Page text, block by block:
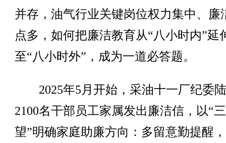
并存，油气行业关键岗位权力集中、廉
点多，如何把廉洁教育从“八小时内”延
至“八小时外”，成为一道必答题。
2025年5月开始，采油十一厂纪委
2100名干部员工家属发出廉洁信，以“
望”明确家庭助廉方向：多留意勤提醒